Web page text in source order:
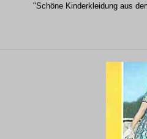
"Schöne Kinderkleidung aus